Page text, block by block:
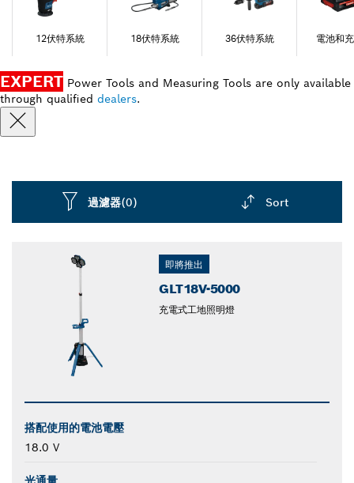
12伏特系統 18伏特系統 36伏特系統 電池和
EXPERT Power Tools and Measuring Tools are only available
through qualified dealers.
過濾器(0) Sort
即將推出
GLT18V-5000
充電式工地照明燈
搭配使用的電池電壓
18.0 V